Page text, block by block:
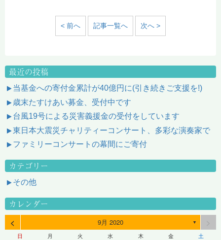
< 前へ 記事一覧へ 次へ >
最近の投稿
当基金への寄付金累計が40億円に(引き続きご支援を!)
歳末たすけあい募金、受付中です
台風19号による災害義援金の受付をしています
東日本大震災チャリティーコンサート、多彩な演奏家で
ファミリーコンサートの幕間にご寄付
カテゴリー
その他
カレンダー
< 9月 2020 ▼
日 月 火 水 木 金 土